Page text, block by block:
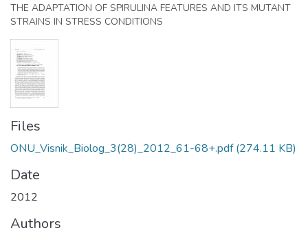
THE ADAPTATION OF SPIRULINA FEATURES AND ITS MUTANT
STRAINS IN STRESS CONDITIONS
Files
ONU_Visnik_Biolog_3(28)_2012_61-68+.pdf(274.11 KB)
Date
2012
Authors